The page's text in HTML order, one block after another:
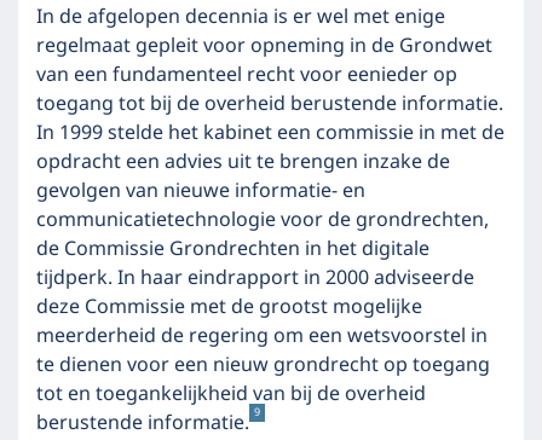
In de afgelopen decennia is er wel met enige
regelmaat gepleit voor opneming in de Grondwet
van een fundamenteel recht voor eenieder op
toegang tot bij de overheid berustende informatie.
In 1999 stelde het kabinet een commissie in met de
opdracht een advies uit te brengen inzake de
gevolgen van nieuwe informatie- en
communicatietechnologie voor de grondrechten,
de Commissie Grondrechten in het digitale
tijdperk. In haar eindrapport in 2000 adviseerde
deze Commissie met de grootst mogelijke
meerderheid de regering om een wetsvoorstel in
te dienen voor een nieuw grondrecht op toegang
tot en toegankelijkheid van bij de overheid
berustende informatie. 9